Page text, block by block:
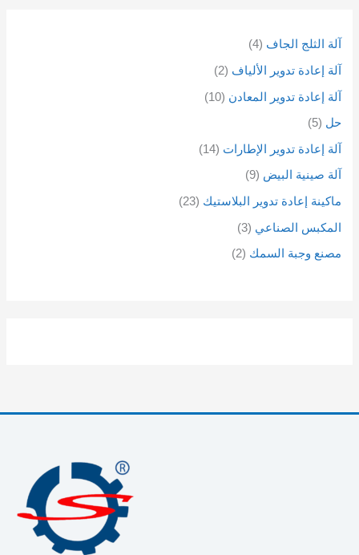
آلة الثلج الجاف 4
آلة إعادة تدوير الألياف 2
آلة إعادة تدوير المعادن 10
حل 5
آلة إعادة تدوير الإطارات 14
آلة صينية البيض 9
ماكينة إعادة تدوير البلاستيك 23
المكبس الصناعي 3
مصنع وجبة السمك 2